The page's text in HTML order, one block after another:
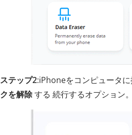
ステップ2:iPhoneをコンピュータ
クを解除する 続行するオプション。